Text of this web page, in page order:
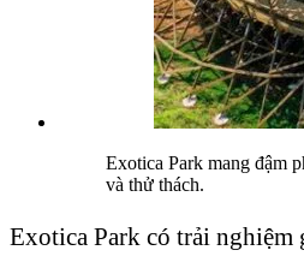
Exotica Park mang đậm
và thử thách.
Exotica Park có trải nghiệm